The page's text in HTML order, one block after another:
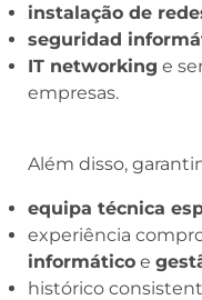
instalação de
seguridad
IT networking e
empresas.
Além disso,
equipa técnica
experiência
informático e
histórico